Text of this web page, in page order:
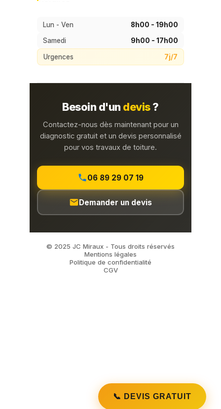
📞 DEVIS GRATUIT